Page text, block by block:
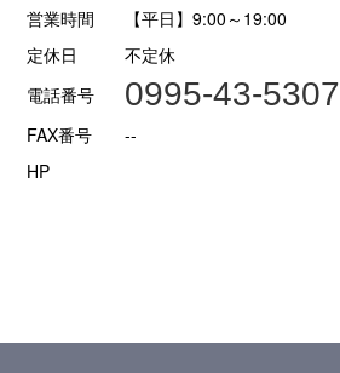
営業時間
【平日】9:00～19:00
定休日
不定休
電話番号
0995-43-5307
FAX番号
--
HP